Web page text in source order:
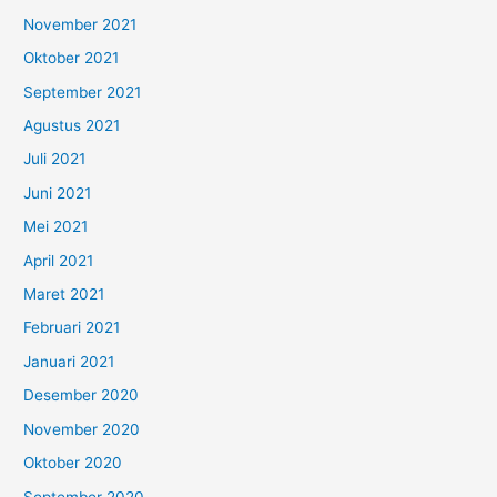
November 2021
Oktober 2021
September 2021
Agustus 2021
Juli 2021
Juni 2021
Mei 2021
April 2021
Maret 2021
Februari 2021
Januari 2021
Desember 2020
November 2020
Oktober 2020